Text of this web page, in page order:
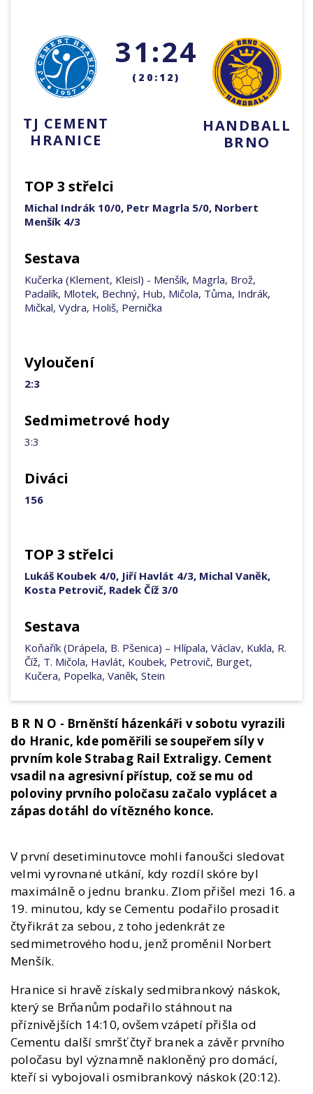
TJ CEMENT
HRANICE
31:24
(20:12)
HANDBALL
BRNO
TOP 3 střelci
Michal Indrák 10/0, Petr Magrla 5/0, Norbert
Menšík 4/3
Sestava
Kučerka (Klement, Kleisl) - Menšík, Magrla, Brož,
Padalík, Mlotek, Bechný, Hub, Mičola, Tůma, Indrák,
Mičkal, Vydra, Holiš, Pernička
Vyloučení
2:3
Sedmimetrové hody
3:3
Diváci
156
TOP 3 střelci
Lukáš Koubek 4/0, Jiří Havlát 4/3, Michal Vaněk,
Kosta Petrovič, Radek Číž 3/0
Sestava
Koňařík (Drápela, B. Pšenica) – Hlípala, Václav, Kukla, R.
Číž, T. Mičola, Havlát, Koubek, Petrovič, Burget,
Kučera, Popelka, Vaněk, Stein
B R N O - Brněnští házenkáři v sobotu vyrazili
do Hranic, kde poměřili se soupeřem síly v
prvním kole Strabag Rail Extraligy. Cement
vsadil na agresivní přístup, což se mu od
poloviny prvního poločasu začalo vyplácet a
zápas dotáhl do vítězného konce.
V první desetiminutovce mohli fanoušci sledovat
velmi vyrovnané utkání, kdy rozdíl skóre byl
maximálně o jednu branku. Zlom přišel mezi 16. a
19. minutou, kdy se Cementu podařilo prosadit
čtyřikrát za sebou, z toho jedenkrát ze
sedmimetrového hodu, jenž proměnil Norbert
Menšík.
Hranice si hravě získaly sedmibrankový náskok,
který se Brňanům podařilo stáhnout na
příznivějších 14:10, ovšem vzápetí přišla od
Cementu další smršť čtyř branek a závěr prvního
poločasu byl významně nakloněný pro domácí,
kteří si vybojovali osmibrankový náskok (20:12).